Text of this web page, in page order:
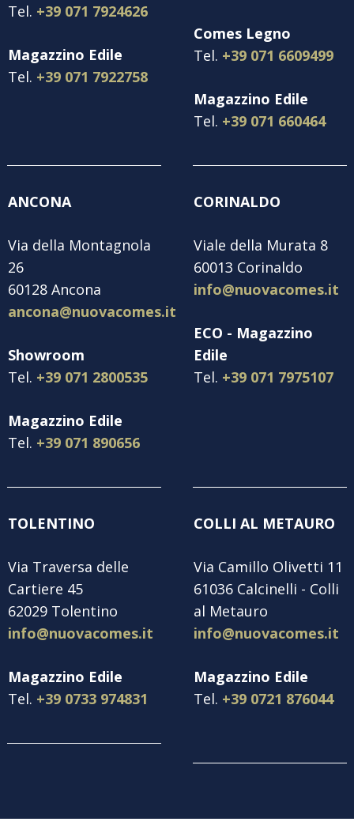
Tel. +39 071 7924626
Magazzino Edile
Tel. +39 071 7922758
Comes Legno
Tel. +39 071 6609499
Magazzino Edile
Tel. +39 071 660464
ANCONA
Via della Montagnola
26
60128 Ancona
ancona@nuovacomes.it
Showroom
Tel. +39 071 2800535
Magazzino Edile
Tel. +39 071 890656
CORINALDO
Viale della Murata 8
60013 Corinaldo
info@nuovacomes.it
ECO - Magazzino
Edile
Tel. +39 071 7975107
TOLENTINO
Via Traversa delle
Cartiere 45
62029 Tolentino
info@nuovacomes.it
Magazzino Edile
Tel. +39 0733 974831
COLLI AL METAURO
Via Camillo Olivetti 11
61036 Calcinelli - Colli
al Metauro
info@nuovacomes.it
Magazzino Edile
Tel. +39 0721 876044